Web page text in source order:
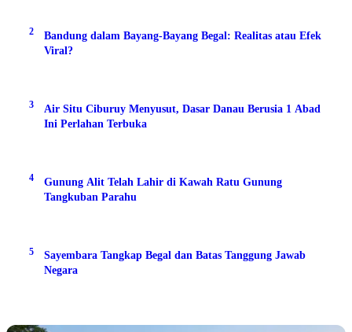
2
Bandung dalam Bayang-Bayang Begal: Realitas atau Efek
Viral?
3
Air Situ Ciburuy Menyusut, Dasar Danau Berusia 1 Abad
Ini Perlahan Terbuka
4
Gunung Alit Telah Lahir di Kawah Ratu Gunung
Tangkuban Parahu
5
Sayembara Tangkap Begal dan Batas Tanggung Jawab
Negara